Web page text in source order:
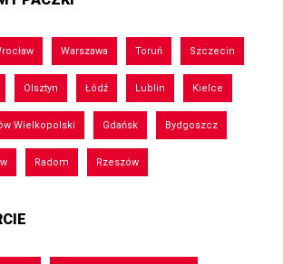
Warszawa Toruń Szczecin
Olsztyn Łódź Lublin Kielce
Wielkopolski Gdańsk Bydgoszcz
Radom Rzeszów